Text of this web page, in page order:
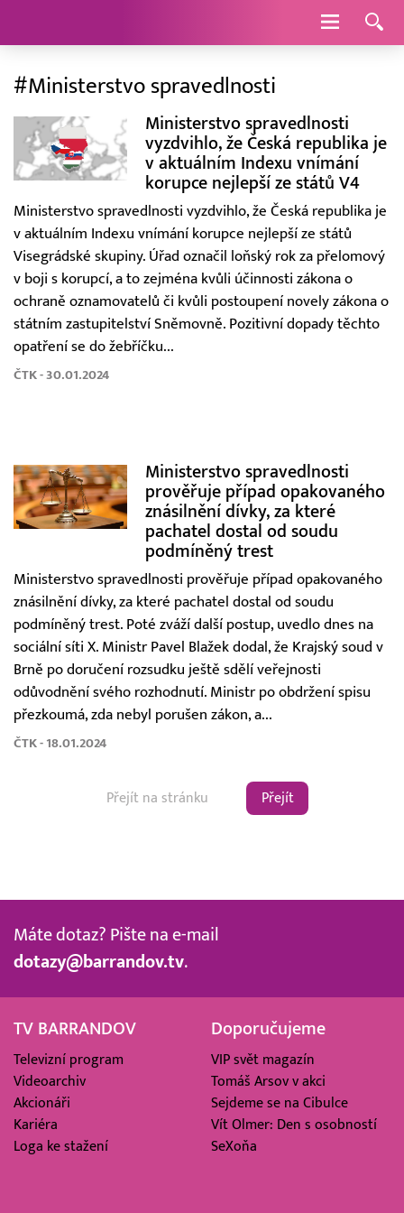
Navigace
#Ministerstvo spravedlnosti
Ministerstvo spravedlnosti
vyzdvihlo, že Česká republika je
v aktuálním Indexu vnímání
korupce nejlepší ze států V4
Ministerstvo spravedlnosti vyzdvihlo, že Česká republika je
v aktuálním Indexu vnímání korupce nejlepší ze států
Visegrádské skupiny. Úřad označil loňský rok za přelomový
v boji s korupcí, a to zejména kvůli účinnosti zákona o
ochraně oznamovatelů či kvůli postoupení novely zákona o
státním zastupitelství Sněmovně. Pozitivní dopady těchto
opatření se do žebříčku...
ČTK - 30.01.2024
Ministerstvo spravedlnosti
prověřuje případ opakovaného
znásilnění dívky, za které
pachatel dostal od soudu
podmíněný trest
Ministerstvo spravedlnosti prověřuje případ opakovaného
znásilnění dívky, za které pachatel dostal od soudu
podmíněný trest. Poté zváží další postup, uvedlo dnes na
sociální síti X. Ministr Pavel Blažek dodal, že Krajský soud v
Brně po doručení rozsudku ještě sdělí veřejnosti
odůvodnění svého rozhodnutí. Ministr po obdržení spisu
přezkoumá, zda nebyl porušen zákon, a...
ČTK - 18.01.2024
Přejít
Máte dotaz? Pište na e-mail
dotazy@barrandov.tv.
TV BARRANDOV
Televizní program
Videoarchiv
Akcionáři
Kariéra
Loga ke stažení
Doporučujeme
VIP svět magazín
Tomáš Arsov v akci
Sejdeme se na Cibulce
Vít Olmer: Den s osobností
SeXoňa